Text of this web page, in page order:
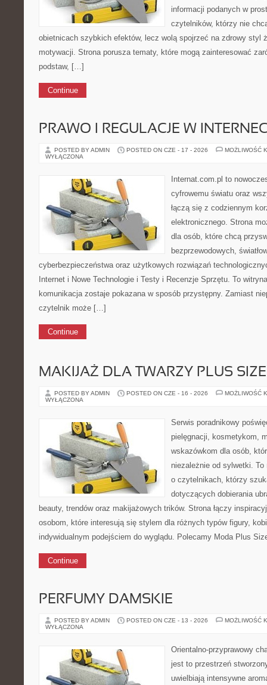
informacji podanych w
czytelników, którzy nie
obietnicach szybkich efektów, lecz wolą spojrzeć na zdrowy styl
motywacji. Strona porusza tematy, które mogą zainteresować
podstaw, […]
Continue
PRAWO I REGULACJE W
POSTED BY ADMIN POSTED ON CZE - 17 - 2026
MOŻLIWOŚĆ
WYŁĄCZONA
Internat.com.pl to
cyfrowemu światu oraz
łączą się z codziennym
elektronicznego. Strona
dla osób, które chcą
bezprzewodowych,
cyberbezpieczeństwa oraz użytkowych rozwiązań
Internet i Nowe Technologie i Testy i Recenzje Sprzętu. To
komunikacja zostaje pokazana w sposób przystępny. Zamiast
czytelnik może […]
Continue
MAKIJAŻ DLA TWARZY PLUS SIZE
POSTED BY ADMIN POSTED ON CZE - 16 - 2026
MOŻLIWOŚĆ
WYŁĄCZONA
Serwis poradnikowy
pielęgnacji, kosmetykom,
wskazówkom dla osób,
niezależnie od sylwetki.
o czytelnikach, którzy
dotyczących dobierania
beauty, trendów oraz makijażowych trików. Strona łączy
osobom, które interesują się stylem dla różnych typów figury,
indywidualnym podejściem do wyglądu. Polecamy Moda Plus
Continue
PERFUMY DAMSKIE
POSTED BY ADMIN POSTED ON CZE - 13 - 2026
MOŻLIWOŚĆ
WYŁĄCZONA
Orientalno-przyprawowy
jest to przestrzeń
uwielbiają intensywne